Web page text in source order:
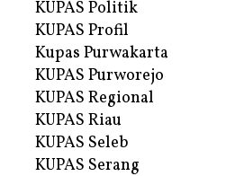
KUPAS Politik
KUPAS Profil
Kupas Purwakarta
KUPAS Purworejo
KUPAS Regional
KUPAS Riau
KUPAS Seleb
KUPAS Serang